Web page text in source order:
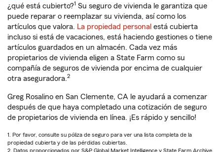
¿qué está cubierto?1 Su seguro de vivienda le garantiza que
puede reparar o reemplazar su vivienda, así como los
artículos que valora. La propiedad personal está cubierta
incluso si está de vacaciones, está haciendo gestiones o tiene
artículos guardados en un almacén. Cada vez más
propietarios de vivienda eligen a State Farm como su
compañía de seguros de vivienda por encima de cualquier
otra aseguradora.2
Greg Rosalino en San Clemente, CA le ayudará a comenzar
después de que haya completado una cotización de seguro
de propietarios de vivienda en línea. ¡Es rápido y sencillo!
1. Por favor, consulte su póliza de seguro para ver una lista completa de la
propiedad cubierta y de las pérdidas cubiertas.
2. Datos proporcionados por S&P Global Market Intelligence y State Farm Archive.